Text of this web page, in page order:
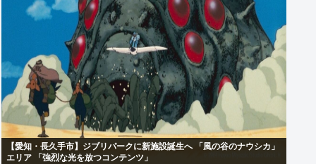
【愛知・長久手市】ジブリパークに新施設誕生へ 「風の谷のナウシカ」
エリア 「強烈な光を放つコンテンツ」